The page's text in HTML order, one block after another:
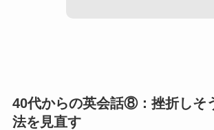
40代からの英会話⑧：挫折しそ
法を見直す